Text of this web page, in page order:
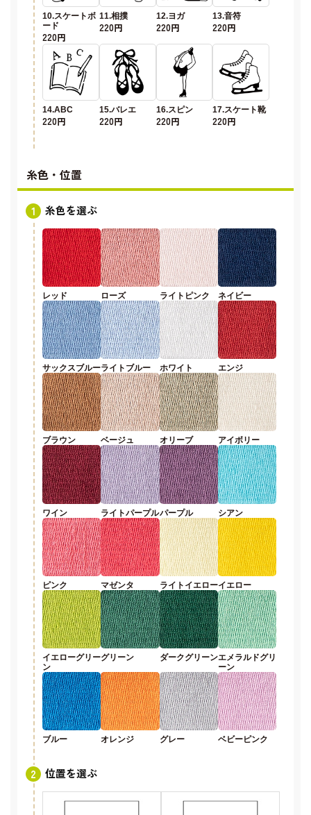
10.スケートボ
ード
220円
11.相撲
220円
12.ヨガ
220円
13.音符
220円
14.ABC
220円
15.バレエ
220円
16.スピン
220円
17.スケート靴
220円
糸色・位置
糸色を選ぶ
レッド ローズ ライトピンク ネイビー
サックスブルーライトブルー ホワイト エンジ
ブラウン ベージュ オリーブ アイボリー
ワイン ライトパープルパープル シアン
ピンク マゼンタ ライトイエローイエロー
イエローグリー
ン
グリーン ダークグリーンエメラルドグリ
ーン
ブルー オレンジ グレー ベビーピンク
位置を選ぶ